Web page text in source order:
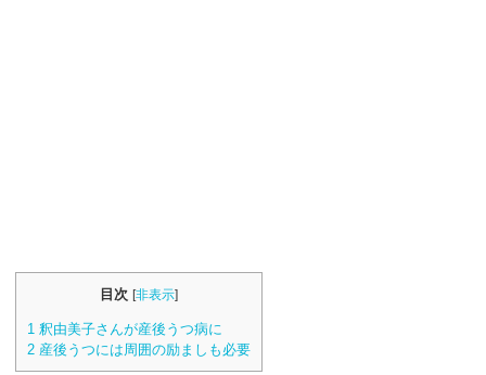
目次 [非表示]
1 釈由美子さんが産後うつ病に
2 産後うつには周囲の励ましも必要